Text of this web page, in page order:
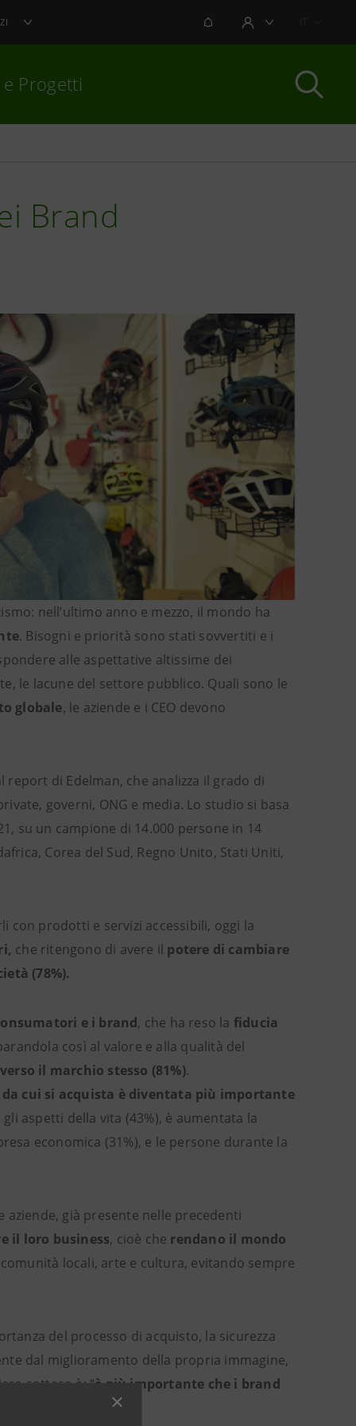
NOTIFICHEAREA UTENTE
e Progetti
Brand
nell’ultimo anno e mezzo, il mondo ha
. Bisogni e priorità sono stati sovvertiti e i
alle aspettative altissime dei
le lacune del settore pubblico. Quali sono le
globale, le aziende e i CEO devono
report di Edelman, che analizza il grado di
governi, ONG e media. Lo studio si basa
su un campione di 14.000 persone in 14
Corea del Sud, Regno Unito, Stati Uniti,
con prodotti e servizi accessibili, oggi la
che ritengono di avere il potere di cambiare
(78%).
e i brand, che ha reso la fiducia
così al valore e alla qualità del
il marchio stesso (81%).
cui si acquista è diventata più importante
aspetti della vita (43%), è aumentata la
economica (31%), e le persone durante la
già presente nelle precedenti
il loro business, cioè che rendano il mondo
locali, arte e cultura, evitando sempre
del processo di acquisto, la sicurezza
dal miglioramento della propria immagine,
sotteso è: “è più importante che i brand
”.